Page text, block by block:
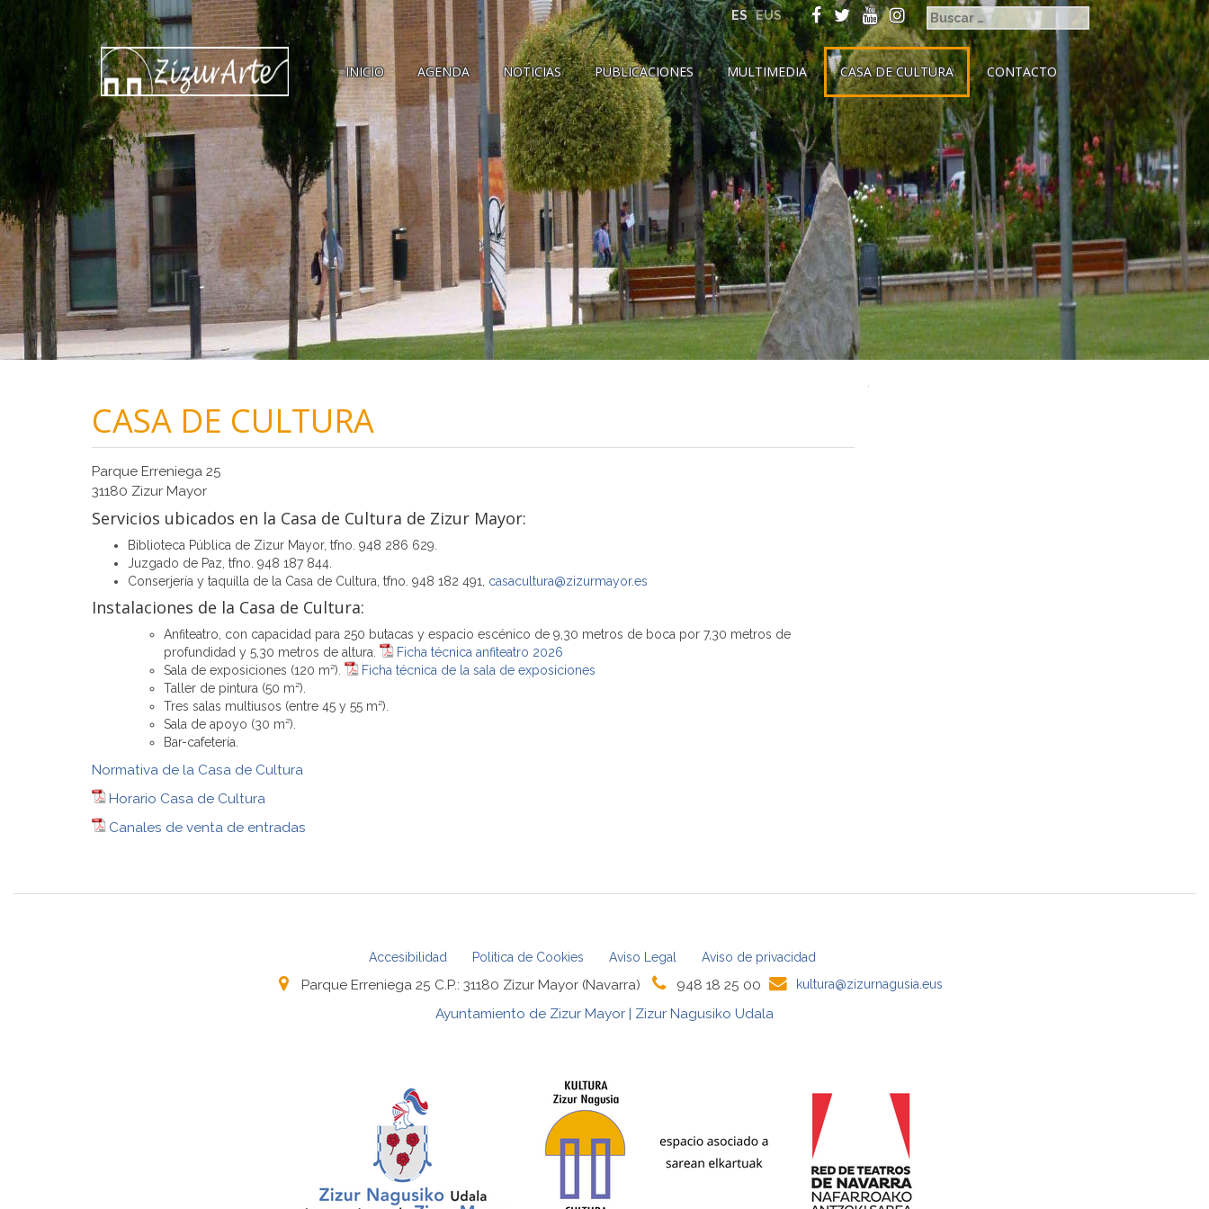
ES EUS
INICIO AGENDA NOTICIAS PUBLICACIONES MULTIMEDIA CASA DE CULTURA CONTACTO
CASA DE CULTURA
Parque Erreniega 25
31180 Zizur Mayor
Servicios ubicados en la Casa de Cultura de Zizur Mayor:
Biblioteca Pública de Zizur Mayor, tfno. 948 286 629.
Juzgado de Paz, tfno. 948 187 844.
Conserjería y taquilla de la Casa de Cultura, tfno. 948 182 491, casacultura@zizurmayor.es
Instalaciones de la Casa de Cultura:
Anfiteatro, con capacidad para 250 butacas y espacio escénico de 9,30 metros de boca por 7,30 metros de
profundidad y 5,30 metros de altura.
Ficha técnica anfiteatro 2026
Sala de exposiciones (120 m²).
Ficha técnica de la sala de exposiciones
Taller de pintura (50 m²).
Tres salas multiusos (entre 45 y 55 m²).
Sala de apoyo (30 m²).
Bar-cafetería.
Normativa de la Casa de Cultura
Horario Casa de Cultura
Canales de venta de entradas
Accesibilidad Politica de Cookies Aviso Legal Aviso de privacidad
Parque Erreniega 25 C.P.: 31180 Zizur Mayor (Navarra) 948 18 25 00 kultura@zizurnagusia.eus
Ayuntamiento de Zizur Mayor | Zizur Nagusiko Udala